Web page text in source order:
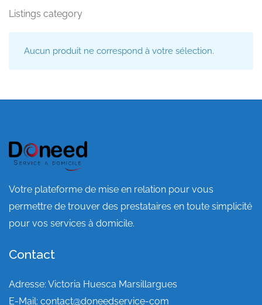
Listings category
Aucun produit ne correspond à votre sélection.
Votre plateforme de mise en relation pour vous
permettre de trouver des prestataires en toute simplicité
pour vos services à domicile.
Contact
Adresse: Victoria Huesca Marsillargues
E-Mail: contact@doneedservice-com